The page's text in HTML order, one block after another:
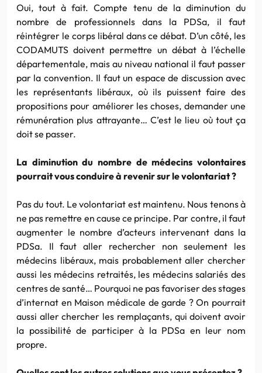
Oui, tout à fait. Compte tenu de la diminution du
nombre de professionnels dans la PDSa, il faut
réintégrer le corps libéral dans ce débat. D’un côté, les
CODAMUTS doivent permettre un débat à l’échelle
départementale, mais au niveau national il faut passer
par la convention. Il faut un espace de discussion avec
les représentants libéraux, où ils puissent faire des
propositions pour améliorer les choses, demander une
rémunération plus attrayante… C’est le lieu où tout ça
doit se passer.
La diminution du nombre de médecins volontaires
pourrait vous conduire à revenir sur le volontariat ?
Pas du tout. Le volontariat est maintenu. Nous tenons à
ne pas remettre en cause ce principe. Par contre, il faut
augmenter le nombre d’acteurs intervenant dans la
PDSa. Il faut aller rechercher non seulement les
médecins libéraux, mais probablement aller chercher
aussi les médecins retraités, les médecins salariés des
centres de santé… Pourquoi ne pas favoriser des stages
d’internat en Maison médicale de garde ? On pourrait
aussi aller chercher les remplaçants, qui doivent avoir
la possibilité de participer à la PDSa en leur nom
propre.